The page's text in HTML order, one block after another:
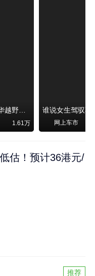
皮卡也能豪华越野！纵横F700上市，限时卖29.99万起
1.61万 网上车市
估！预计36港元/
推荐